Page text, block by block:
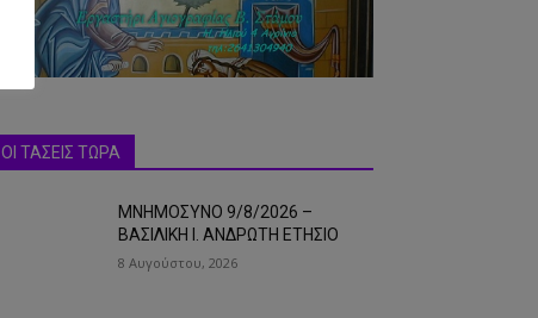
ΟΙ ΤΑΣΕΙΣ ΤΩΡΑ
ΜΝΗΜΟΣΥΝΟ 9/8/2026 –
ΒΑΣΙΛΙΚΗ Ι. ΑΝΔΡΩΤΗ ΕΤΗΣΙΟ
8 Αυγούστου, 2026